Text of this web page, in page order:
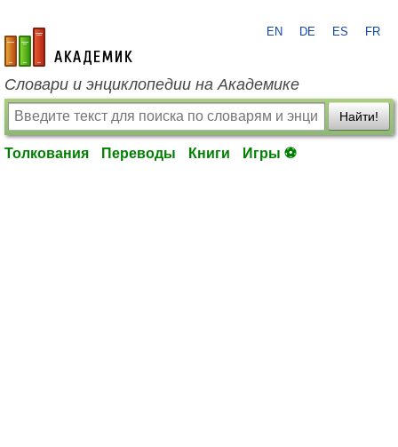
academic.ru
EN DE ES FR
Словари и энциклопедии на Академике
Найти!
Толкования Переводы Книги Игры ⚽